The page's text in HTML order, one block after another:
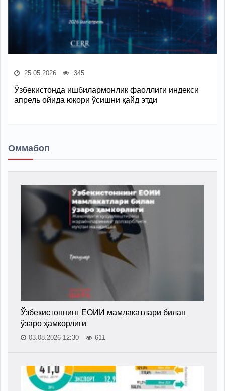
25.05.2026 345
Ўзбекистонда ишбилармонлик фаоллиги индекси
апрель ойида юқори ўсишни қайд этди
Оммабоп
Ўзбекистоннинг ЕОИИ мамлакатлари билан
ўзаро ҳамкорлиги
03.08.2026 12:30 611